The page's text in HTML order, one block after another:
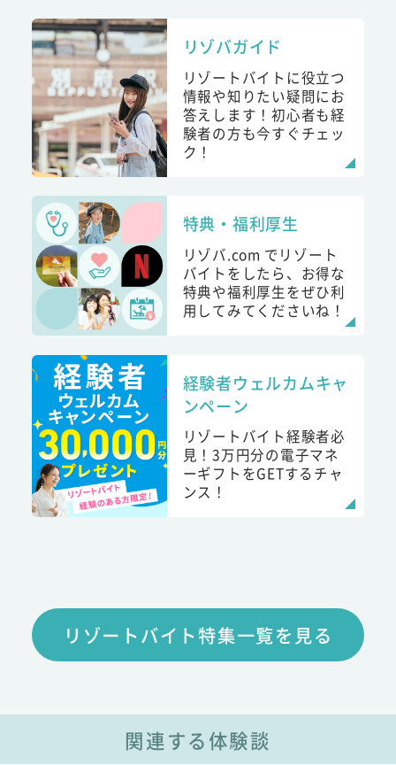
リゾバガイド
リゾートバイトに役立つ
情報や知りたい疑問にお
答えします！初心者も経
験者の方も今すぐチェッ
ク！
特典・福利厚生
リゾバ.com でリゾート
バイトをしたら、お得な
特典や福利厚生をぜひ利
用してみてくださいね！
経験者ウェルカムキャ
ンペーン
リゾートバイト経験者必
見！3万円分の電子マネ
ーギフトをGETするチャ
ンス！
リゾートバイト特集一覧を見る
関連する体験談